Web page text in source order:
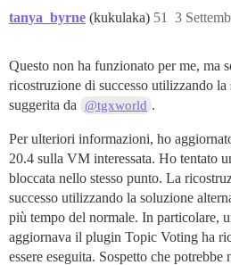
tanya_byrne (kukulaka) 3
51
Questo non ha funzionato per me, ma
ricostruzione di successo utilizzando
suggerita da
@tgxworld .
Per ulteriori informazioni, ho
20.4 sulla VM interessata. Ho tentato
bloccata nello stesso punto. La
successo utilizzando la soluzione
più tempo del normale. In particolare,
aggiornava il plugin Topic Voting ha
essere eseguita. Sospetto che potrebbe